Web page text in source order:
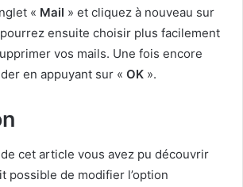
« Mail » et cliquez à nouveau sur
pourrez ensuite choisir plus facilement
vos mails. Une fois encore
en appuyant sur « OK ».
cet article vous avez pu découvrir
possible de modifier l’option